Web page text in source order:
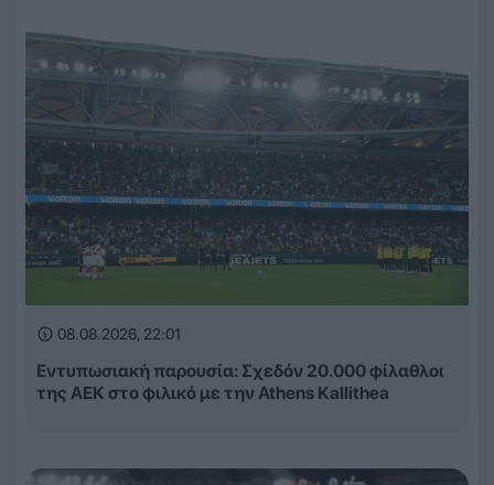
08.08.2026, 22:01
Εντυπωσιακή παρουσία: Σχεδόν 20.000 φίλαθλοι
της ΑΕΚ στο φιλικό με την Athens Kallithea